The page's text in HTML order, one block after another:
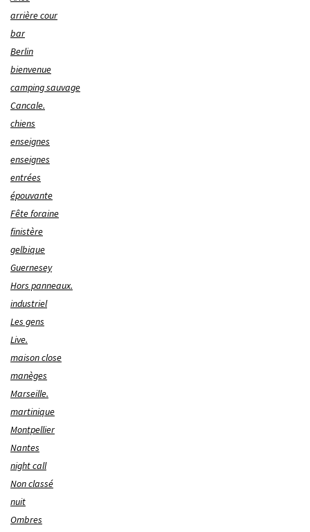
arrière cour
bar
Berlin
bienvenue
camping sauvage
Cancale.
chiens
enseignes
enseignes
entrées
épouvante
Fête foraine
finistère
gelbique
Guernesey
Hors panneaux.
industriel
Les gens
Live.
maison close
manèges
Marseille.
martinique
Montpellier
Nantes
night call
Non classé
nuit
Ombres